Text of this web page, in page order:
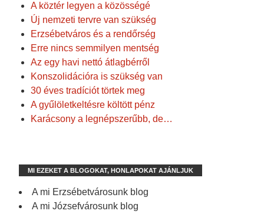
A köztér legyen a közösségé
Új nemzeti tervre van szükség
Erzsébetváros és a rendőrség
Erre nincs semmilyen mentség
Az egy havi nettó átlagbérről
Konszolidációra is szükség van
30 éves tradíciót törtek meg
A gyűlöletkeltésre költött pénz
Karácsony a legnépszerűbb, de…
MI EZEKET A BLOGOKAT, HONLAPOKAT AJÁNLJUK
A mi Erzsébetvárosunk blog
A mi Józsefvárosunk blog